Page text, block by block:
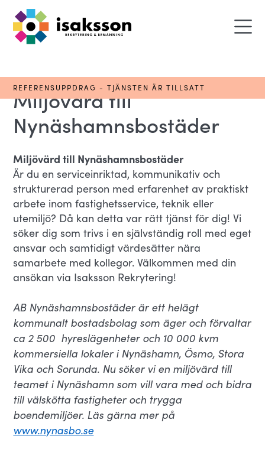
REFERENSUPPDRAG - TJÄNSTEN ÄR TILLSATT
Miljövärd till
Nynäshamnsbostäder
Miljövärd till Nynäshamnsbostäder
Är du en serviceinriktad, kommunikativ och
strukturerad person med erfarenhet av praktiskt
arbete inom fastighetsservice, teknik eller
utemiljö? Då kan detta var rätt tjänst för dig! Vi
söker dig som trivs i en självständig roll med eget
ansvar och samtidigt värdesätter nära
samarbete med kollegor. Välkommen med din
ansökan via Isaksson Rekrytering!
AB Nynäshamnsbostäder är ett helägt
kommunalt bostadsbolag som äger och förvaltar
ca 2 500 hyreslägenheter och 10 000 kvm
kommersiella lokaler i Nynäshamn, Ösmo, Stora
Vika och Sorunda. Nu söker vi en miljövärd till
teamet i Nynäshamn som vill vara med och bidra
till välskötta fastigheter och trygga
boendemiljöer. Läs gärna mer på
www.nynasbo.se